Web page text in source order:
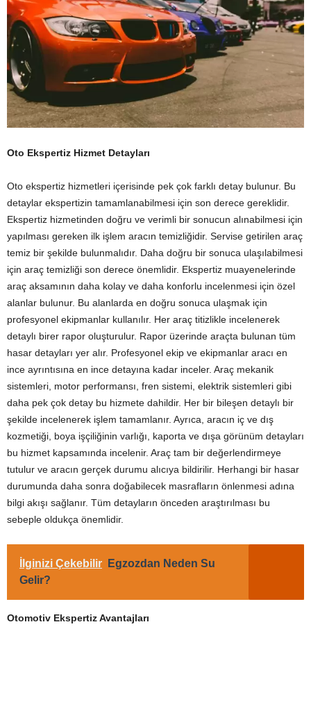
Oto Ekspertiz Hizmet Detayları
Oto ekspertiz hizmetleri içerisinde pek çok farklı detay bulunur. Bu
detaylar ekspertizin tamamlanabilmesi için son derece gereklidir.
Ekspertiz hizmetinden doğru ve verimli bir sonucun alınabilmesi için
yapılması gereken ilk işlem aracın temizliğidir. Servise getirilen araç
temiz bir şekilde bulunmalıdır. Daha doğru bir sonuca ulaşılabilmesi
için araç temizliği son derece önemlidir. Ekspertiz muayenelerinde
araç aksamının daha kolay ve daha konforlu incelenmesi için özel
alanlar bulunur. Bu alanlarda en doğru sonuca ulaşmak için
profesyonel ekipmanlar kullanılır. Her araç titizlikle incelenerek
detaylı birer rapor oluşturulur. Rapor üzerinde araçta bulunan tüm
hasar detayları yer alır. Profesyonel ekip ve ekipmanlar aracı en
ince ayrıntısına en ince detayına kadar inceler. Araç mekanik
sistemleri, motor performansı, fren sistemi, elektrik sistemleri gibi
daha pek çok detay bu hizmete dahildir. Her bir bileşen detaylı bir
şekilde incelenerek işlem tamamlanır. Ayrıca, aracın iç ve dış
kozmetiği, boya işçiliğinin varlığı, kaporta ve dışa görünüm detayları
bu hizmet kapsamında incelenir. Araç tam bir değerlendirmeye
tutulur ve aracın gerçek durumu alıcıya bildirilir. Herhangi bir hasar
durumunda daha sonra doğabilecek masrafların önlenmesi adına
bilgi akışı sağlanır. Tüm detayların önceden araştırılması bu
sebeple oldukça önemlidir.
İlginizi Çekebilir
Egzozdan Neden Su
Gelir?
Otomotiv Ekspertiz Avantajları